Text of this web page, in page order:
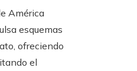
América
esquemas
ofreciendo
el